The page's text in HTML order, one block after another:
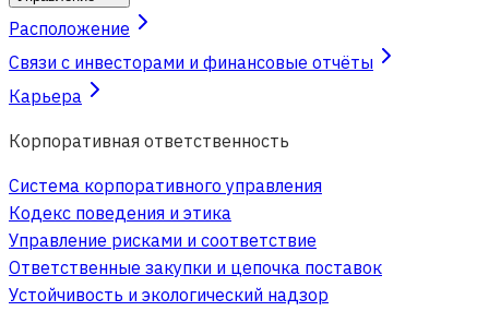
Расположение
Связи с инвесторами и финансовые отчёты
Карьера
Корпоративная ответственность
Система корпоративного управления
Кодекс поведения и этика
Управление рисками и соответствие
Ответственные закупки и цепочка поставок
Устойчивость и экологический надзор